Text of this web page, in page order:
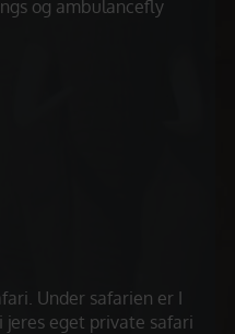
og ambulancefly
Under safarien er I
jeres eget private safari